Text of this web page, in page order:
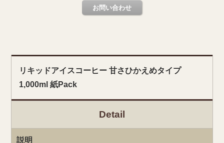
リキッドアイスコーヒー 甘さひかえめタイプ
1,000ml 紙Pack
Detail
説明